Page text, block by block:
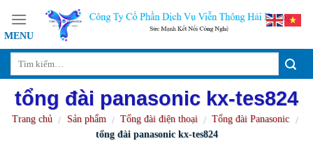
content
tổng đài panasonic kx-tes824
Trang chủ / Sản phẩm / Tổng đài điện thoại / Tổng đài Panasonic /
tổng đài panasonic kx-tes824